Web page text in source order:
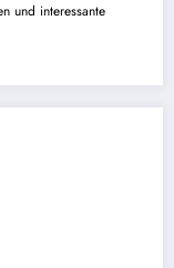
und interessante